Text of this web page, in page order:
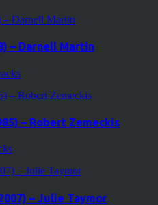
– Darnell Martin
– Robert Zemeckis
– Julie Taymor